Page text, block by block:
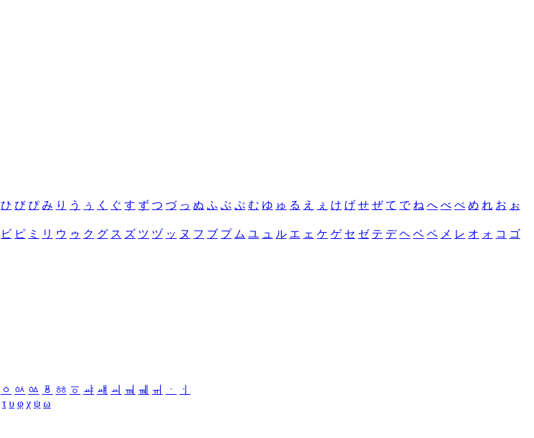
ひ び ぴ み り う ぅ く ぐ す ず つ づ っ ぬ ふ ぶ ぷ む ゆ ゅ る え ぇ け げ せ ぜ て で ね へ べ ぺ め れ お ぉ
ビ ピ ミ リ ウ ゥ ク グ ス ズ ツ ヅ ッ ヌ フ ブ プ ム ユ ュ ル エ ェ ケ ゲ セ ゼ テ デ ヘ ベ ペ メ レ オ ォ コ ゴ
ㆁ ㆂ ㆃ ㆄ ㆅ ㆆ ㆇ ㆈ ㆉ ㆊ ㆋ ㆌ ㆍ
ㆎ
τ υ φ χ ψ ω